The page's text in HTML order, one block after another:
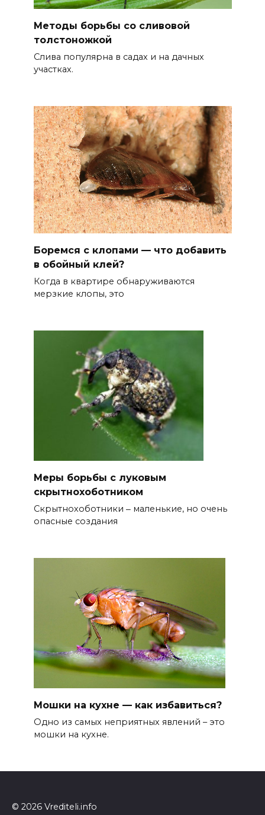
Методы борьбы со сливовой
толстоножкой
Слива популярна в садах и на дачных
участках.
Боремся с клопами — что добавить
в обойный клей?
Когда в квартире обнаруживаются
мерзкие клопы, это
Меры борьбы с луковым
скрытнохоботником
Скрытнохоботники ‒ маленькие, но очень
опасные создания
Мошки на кухне — как избавиться?
Одно из самых неприятных явлений – это
мошки на кухне.
© 2026 Vrediteli.info